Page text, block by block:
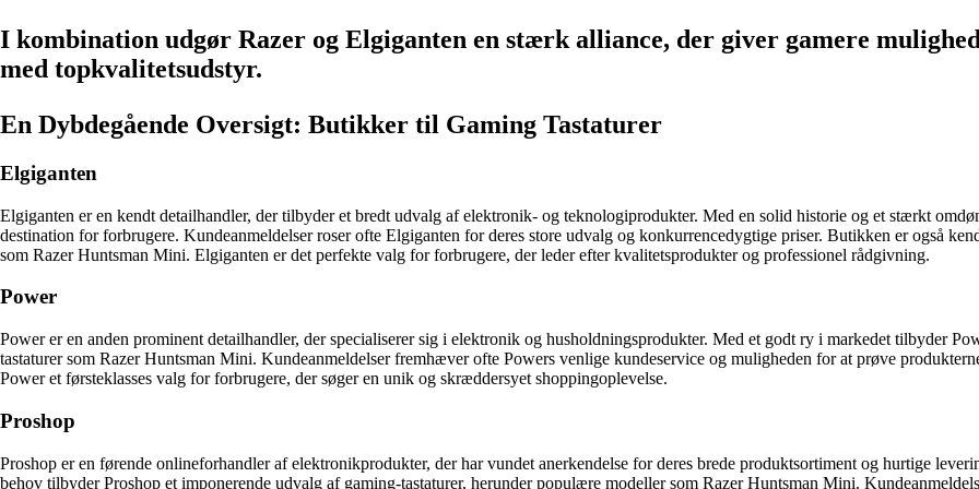
I kombination udgør Razer og Elgiganten en stærk alliance, der giver gamere
med topkvalitetsudstyr.
En Dybdegående Oversigt: Butikker til Gaming Tastaturer
Elgiganten
Elgiganten er en kendt detailhandler, der tilbyder et bredt udvalg af elektronik- og teknologiprodukter. Med en solid historie og et stærkt
destination for forbrugere. Kundeanmeldelser roser ofte Elgiganten for deres store udvalg og konkurrencedygtige priser. Butikken er også
som Razer Huntsman Mini. Elgiganten er det perfekte valg for forbrugere, der leder efter kvalitetsprodukter og professionel rådgivning.
Power
Power er en anden prominent detailhandler, der specialiserer sig i elektronik og husholdningsprodukter. Med et godt ry i markedet tilbyder
tastaturer som Razer Huntsman Mini. Kundeanmeldelser fremhæver ofte Powers venlige kundeservice og muligheden for at prøve
Power et førsteklasses valg for forbrugere, der søger en unik og skræddersyet shoppingoplevelse.
Proshop
Proshop er en førende onlineforhandler af elektronikprodukter, der har vundet anerkendelse for deres brede produktsortiment og hurtige
behov tilbyder Proshop et imponerende udvalg af gaming-tastaturer, herunder populære modeller som Razer Huntsman Mini.